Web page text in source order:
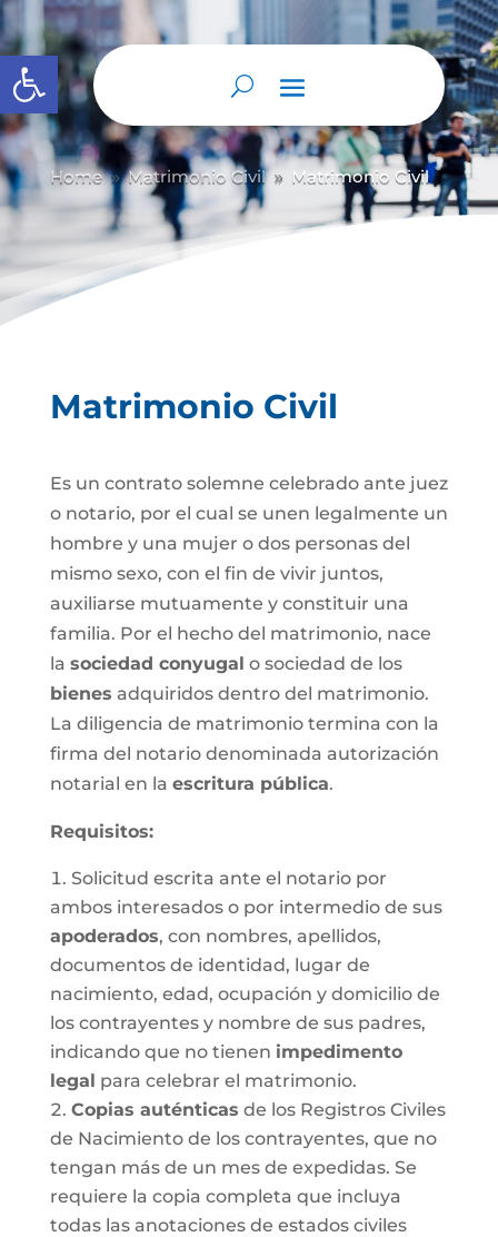
Abrir barra de herramientas
Home 9 Matrimonio Civil 9 Matrimonio Civil
Matrimonio Civil
Es un contrato solemne celebrado ante juez
o notario, por el cual se unen legalmente un
hombre y una mujer o dos personas del
mismo sexo, con el fin de vivir juntos,
auxiliarse mutuamente y constituir una
familia. Por el hecho del matrimonio, nace
la sociedad conyugal o sociedad de los
bienes adquiridos dentro del matrimonio.
La diligencia de matrimonio termina con la
firma del notario denominada autorización
notarial en la escritura pública.
Requisitos:
Solicitud escrita ante el notario por
ambos interesados o por intermedio de sus
apoderados, con nombres, apellidos,
documentos de identidad, lugar de
nacimiento, edad, ocupación y domicilio de
los contrayentes y nombre de sus padres,
indicando que no tienen impedimento
legal para celebrar el matrimonio.
Copias auténticas de los Registros Civiles
de Nacimiento de los contrayentes, que no
tengan más de un mes de expedidas. Se
requiere la copia completa que incluya
todas las anotaciones de estados civiles